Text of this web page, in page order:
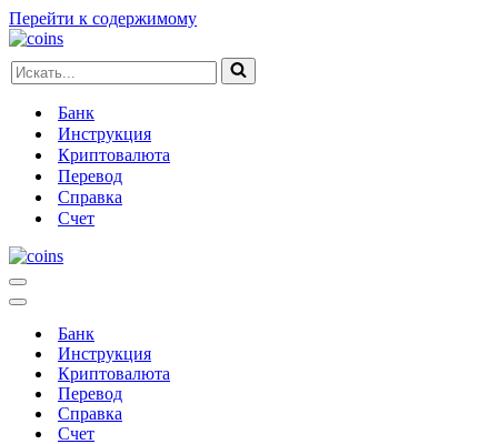
Перейти к содержимому
Искать...
Банк
Инструкция
Криптовалюта
Перевод
Справка
Счет
Меню
навигации
Меню
навигацииБанк
Инструкция
Криптовалюта
Перевод
Справка
Счет